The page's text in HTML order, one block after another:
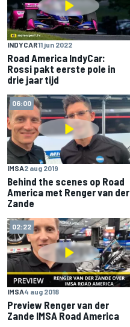
INDYCAR11 jun 2022
Road America IndyCar:
Rossi pakt eerste pole in
drie jaar tijd
06:00
IMSA2 aug 2019
Behind the scenes op Road
America met Renger van der
Zande
02:22
IMSA4 aug 2018
Preview Renger van der
Zande IMSA Road America